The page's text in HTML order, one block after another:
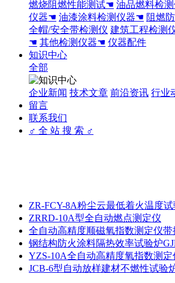
燃烧阻燃性能测试☚ 油品燃料检
仪器☚ 油漆涂料检测仪器☚ 阻燃
全帽/安全带检测仪 建筑工程检测
☚ 其他检测仪器☚ 仪器配件
知识中心
全部
企业新闻 技术文章 前沿资讯 行业
留言
联系我们
♂ 全 站 搜 索 ♂
ZR-FCY-8A粉尘云最低着火温度试
ZRRD-10A型全自动燃点测定仪
全自动高精度顺磁氧指数测定仪
钢结构防火涂料隔热效率试验炉
YZS-10A全自动高精度氧指数测
JCB-6型自动放样建材不燃性试验